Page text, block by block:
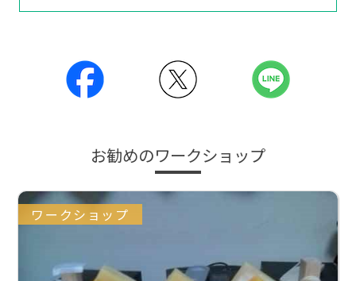
お勧めのワークショップ
ワークショップ